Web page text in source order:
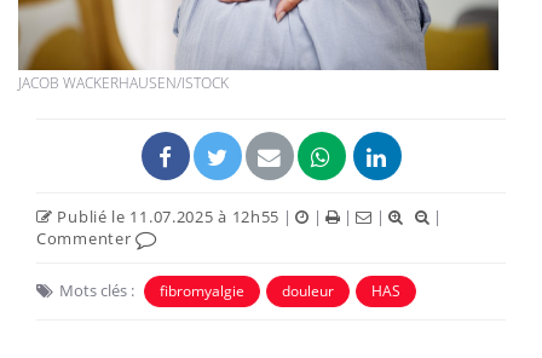
JACOB WACKERHAUSEN/ISTOCK
Publié le 11.07.2025 à 12h55 | | | |
|
Commenter
Mots clés : fibromyalgie douleur HAS